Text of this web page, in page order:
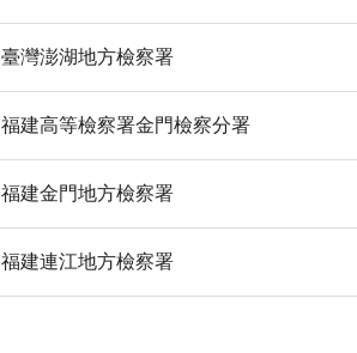
臺灣澎湖地方檢察署
福建高等檢察署金門檢察分署
福建金門地方檢察署
福建連江地方檢察署